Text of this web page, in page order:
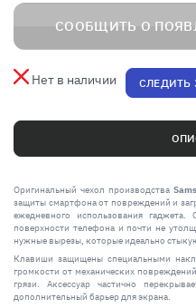
СООБЩИТЬ О
Нет в наличии СЛЕДИТЬ
Оригинальный чехол производства
защиты смартфона от повреждений и
ежедневного использования
поверхности телефона и почти не
нужные вырезы, которые идеально
Клавиши защищены специальными
громкости от механических
грязи. Аксессуар частично
дополнительный барьер для экрана.